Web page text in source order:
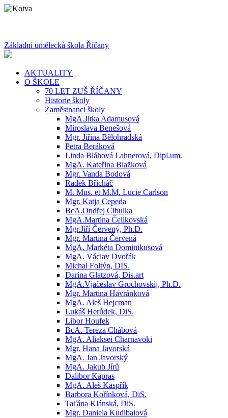
Základní umělecká škola Říčany
AKTUALITY
O ŠKOLE
70 LET ZUŠ ŘÍČANY
Historie školy
Zaměstnanci školy
MgA.Jitka Adamusová
Miroslava Benešová
Mgr. Jiřina Bělohradská
Petra Beráková
Linda Bláhová Lahnerová, Dipl.um.
MgA. Kateřina Blažková
Mgr. Vanda Bodová
Radek Břicháč
M. Mus. et M.M. Lucie Carlson
Mgr. Katja Cepeda
BcA.Ondřej Cibulka
MgA.Martina Čelikovská
Mgr.Jiří Červený, Ph.D.
Mgr. Martina Červená
MgA. Markéta Dominikusová
MgA. Václav Dvořák
Michal Foltýn, DIS.
Darina Glatzová, Dis.art
MgA.Vjačeslav Grochovskij, Ph.D.
Mgr. Martina Havránková
MgA. Aleš Hejcman
Lukáš Herůdek, DiS.
Libor Houfek
BcA. Tereza Chábová
MgA. Aliaksei Charnavoki
Mgr. Hana Javorská
MgA. Jan Javorský
MgA. Jakub Jírů
Dalibor Kapras
MgA. Aleš Kaspřík
Barbora Kořínková, DiS.
Taťána Klánská, DiS.
Mgr. Daniela Kudibalová